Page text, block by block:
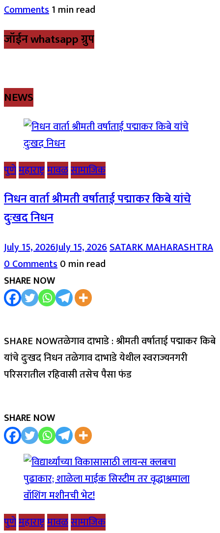
Comments1 min read
जॉईन whatsapp ग्रुप
NEWS
पुणेमहाराष्ट्रमावळसामाजिक
निधन वार्ता श्रीमती वर्षाताई पद्माकर किबे यांचे
दुःखद निधन
July 15, 2026July 15, 2026SATARK MAHARASHTRA
0 Comments0 min read
SHARE NOW
SHARE NOWतळेगाव दाभाडे : श्रीमती वर्षाताई पद्माकर किबे
यांचे दुःखद निधन तळेगाव दाभाडे येथील स्वराज्यनगरी
परिसरातील रहिवासी तसेच पैसा फंड
SHARE NOW
पुणेमहाराष्ट्रमावळसामाजिक